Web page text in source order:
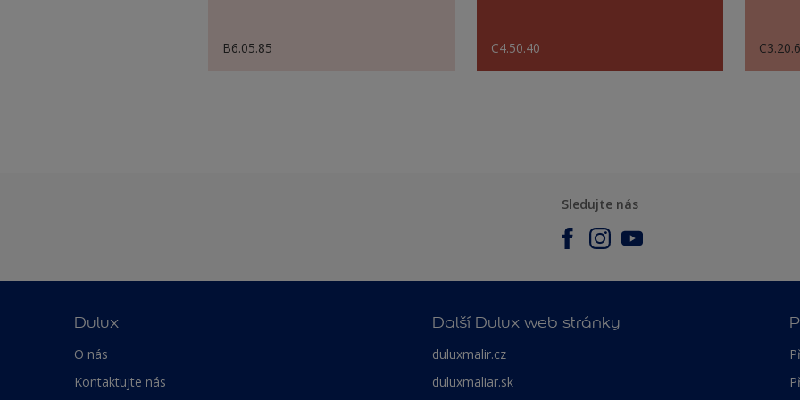
B6.05.85 C4.50.40
Sledujte nás
Dulux
O nás
Kontaktujte nás
Další Dulux web stránky
duluxmalir.cz
duluxmaliar.sk